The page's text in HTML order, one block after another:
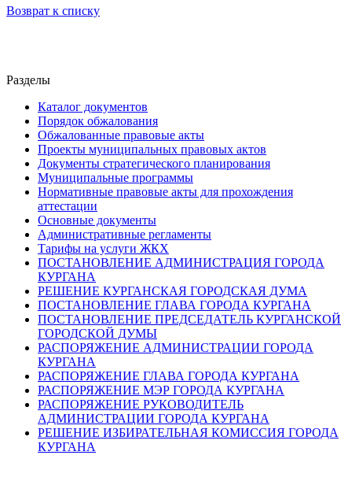
Возврат к списку
Разделы
Каталог документов
Порядок обжалования
Обжалованные правовые акты
Проекты муниципальных правовых актов
Документы стратегического планирования
Муниципальные программы
Нормативные правовые акты для прохождения
аттестации
Основные документы
Административные регламенты
Тарифы на услуги ЖКХ
ПОСТАНОВЛЕНИЕ АДМИНИСТРАЦИЯ ГОРОДА
КУРГАНА
РЕШЕНИЕ КУРГАНСКАЯ ГОРОДСКАЯ ДУМА
ПОСТАНОВЛЕНИЕ ГЛАВА ГОРОДА КУРГАНА
ПОСТАНОВЛЕНИЕ ПРЕДСЕДАТЕЛЬ КУРГАНСКОЙ
ГОРОДСКОЙ ДУМЫ
РАСПОРЯЖЕНИЕ АДМИНИСТРАЦИИ ГОРОДА
КУРГАНА
РАСПОРЯЖЕНИЕ ГЛАВА ГОРОДА КУРГАНА
РАСПОРЯЖЕНИЕ МЭР ГОРОДА КУРГАНА
РАСПОРЯЖЕНИЕ РУКОВОДИТЕЛЬ
АДМИНИСТРАЦИИ ГОРОДА КУРГАНА
РЕШЕНИЕ ИЗБИРАТЕЛЬНАЯ КОМИССИЯ ГОРОДА
КУРГАНА